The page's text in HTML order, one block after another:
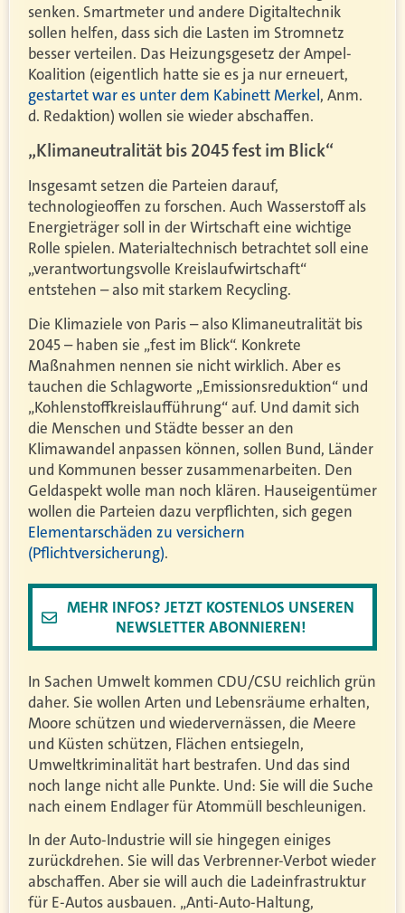
senken. Smartmeter und andere Digitaltechnik
sollen helfen, dass sich die Lasten im Stromnetz
besser verteilen. Das Heizungsgesetz der Ampel-
Koalition (eigentlich hatte sie es ja nur erneuert,
gestartet war es unter dem Kabinett Merkel, Anm.
d. Redaktion) wollen sie wieder abschaffen.
„Klimaneutralität bis 2045 fest im Blick“
Insgesamt setzen die Parteien darauf,
technologieoffen zu forschen. Auch Wasserstoff als
Energieträger soll in der Wirtschaft eine wichtige
Rolle spielen. Materialtechnisch betrachtet soll eine
„verantwortungsvolle Kreislaufwirtschaft“
entstehen – also mit starkem Recycling.
Die Klimaziele von Paris – also Klimaneutralität bis
2045 – haben sie „fest im Blick“. Konkrete
Maßnahmen nennen sie nicht wirklich. Aber es
tauchen die Schlagworte „Emissionsreduktion“ und
„Kohlenstoffkreislaufführung“ auf. Und damit sich
die Menschen und Städte besser an den
Klimawandel anpassen können, sollen Bund, Länder
und Kommunen besser zusammenarbeiten. Den
Geldaspekt wolle man noch klären. Hauseigentümer
wollen die Parteien dazu verpflichten, sich gegen
Elementarschäden zu versichern
(Pflichtversicherung).
MEHR INFOS? JETZT KOSTENLOS UNSEREN
NEWSLETTER ABONNIEREN!
In Sachen Umwelt kommen CDU/CSU reichlich grün
daher. Sie wollen Arten und Lebensräume erhalten,
Moore schützen und wiedervernässen, die Meere
und Küsten schützen, Flächen entsiegeln,
Umweltkriminalität hart bestrafen. Und das sind
noch lange nicht alle Punkte. Und: Sie will die Suche
nach einem Endlager für Atommüll beschleunigen.
In der Auto-Industrie will sie hingegen einiges
zurückdrehen. Sie will das Verbrenner-Verbot wieder
abschaffen. Aber sie will auch die Ladeinfrastruktur
für E-Autos ausbauen. „Anti-Auto-Haltung,